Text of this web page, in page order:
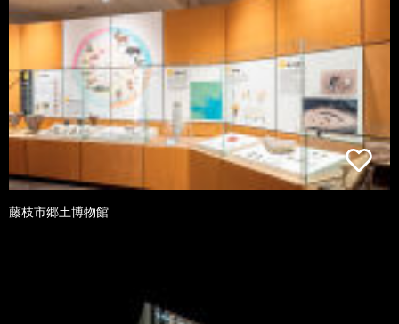
藤枝市郷土博物館